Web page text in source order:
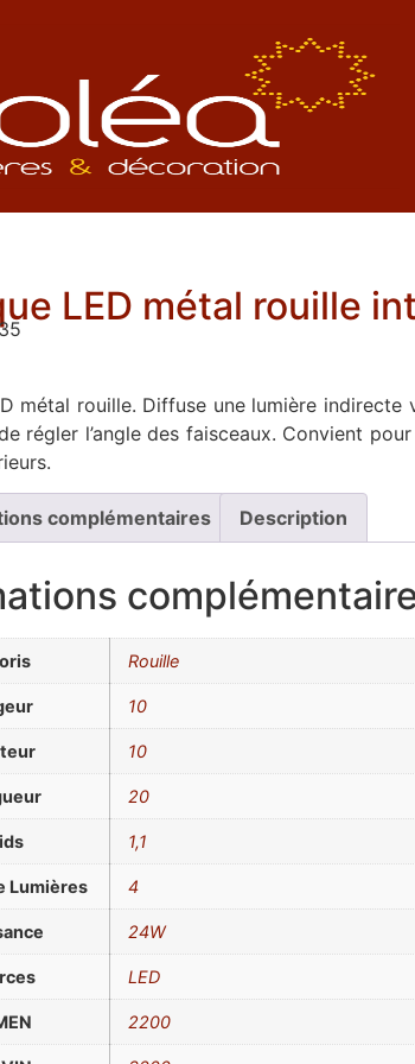
LED métal rouille
métal rouille. Diffuse une lumière indirecte
régler l’angle des faisceaux. Convient
complémentaires Description
Rouille
10
10
20
1,1
Lumières 4
24W
LED
2200